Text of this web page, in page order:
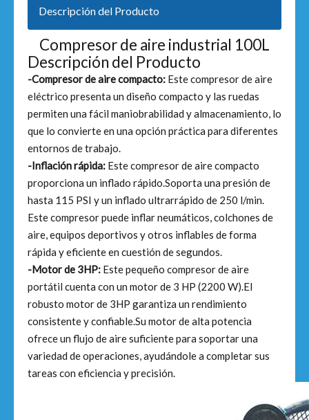
Descripción del Producto
Compresor de aire industrial 100L
Descripción del Producto
-Compresor de aire compacto: Este compresor de aire
eléctrico presenta un diseño compacto y las ruedas
permiten una fácil maniobrabilidad y almacenamiento, lo
que lo convierte en una opción práctica para diferentes
entornos de trabajo.
-Inflación rápida: Este compresor de aire compacto
proporciona un inflado rápido.Soporta una presión de
hasta 115 PSI y un inflado ultrarrápido de 250 l/min.
Este compresor puede inflar neumáticos, colchones de
aire, equipos deportivos y otros inflables de forma
rápida y eficiente en cuestión de segundos.
-Motor de 3HP: Este pequeño compresor de aire
portátil cuenta con un motor de 3 HP (2200 W).El
robusto motor de 3HP garantiza un rendimiento
consistente y confiable.Su motor de alta potencia
ofrece un flujo de aire suficiente para soportar una
variedad de operaciones, ayudándole a completar sus
tareas con eficiencia y precisión.